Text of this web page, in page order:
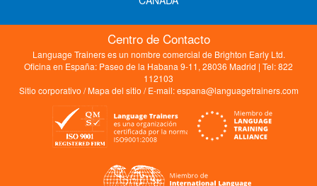
Centro de Contacto
Language Trainers es un nombre comercial de Brighton Early Ltd.
Oficina en España: Paseo de la Habana 9-11, 28036 Madrid | Tel: 822
112103
Sitio corporativo /Mapa del sitio / E-mail:espana@languagetrainers.com